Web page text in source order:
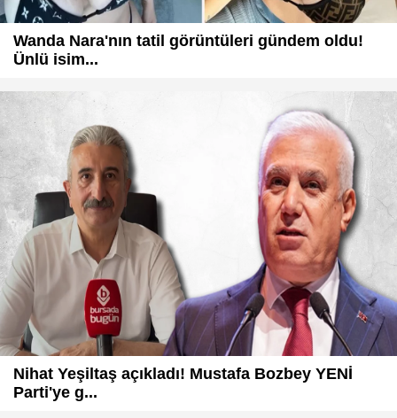
Wanda Nara'nın tatil görüntüleri gündem oldu!
Ünlü isim...
Nihat Yeşiltaş açıkladı! Mustafa Bozbey YENİ
Parti'ye g...